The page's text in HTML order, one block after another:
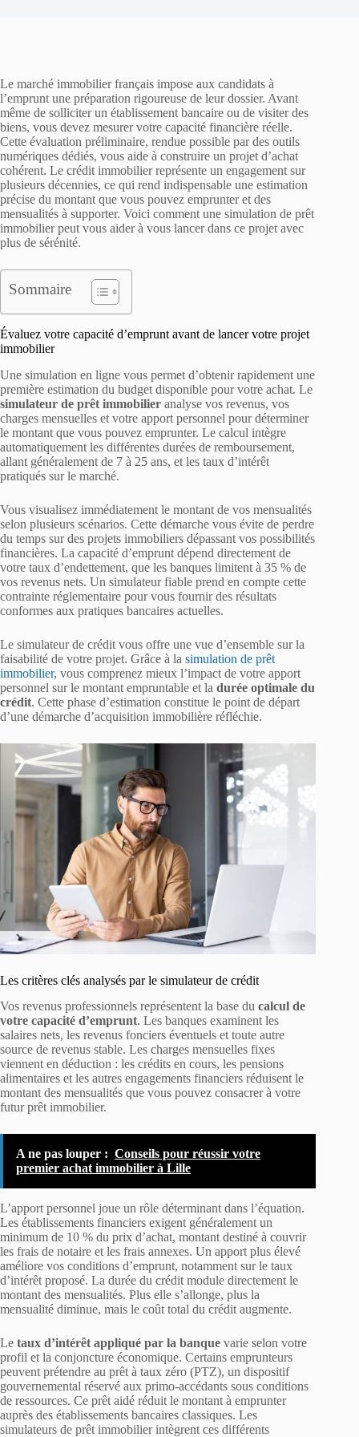
Le marché immobilier français impose aux candidats à
l’emprunt une préparation rigoureuse de leur dossier. Avant
même de solliciter un établissement bancaire ou de visiter des
biens, vous devez mesurer votre capacité financière réelle.
Cette évaluation préliminaire, rendue possible par des outils
numériques dédiés, vous aide à construire un projet d’achat
cohérent. Le crédit immobilier représente un engagement sur
plusieurs décennies, ce qui rend indispensable une estimation
précise du montant que vous pouvez emprunter et des
mensualités à supporter. Voici comment une simulation de prêt
immobilier peut vous aider à vous lancer dans ce projet avec
plus de sérénité.
Sommaire
Évaluez votre capacité d’emprunt avant de lancer votre projet
immobilier
Une simulation en ligne vous permet d’obtenir rapidement une
première estimation du budget disponible pour votre achat. Le
simulateur de prêt immobilier analyse vos revenus, vos
charges mensuelles et votre apport personnel pour déterminer
le montant que vous pouvez emprunter. Le calcul intègre
automatiquement les différentes durées de remboursement,
allant généralement de 7 à 25 ans, et les taux d’intérêt
pratiqués sur le marché.
Vous visualisez immédiatement le montant de vos mensualités
selon plusieurs scénarios. Cette démarche vous évite de perdre
du temps sur des projets immobiliers dépassant vos possibilités
financières. La capacité d’emprunt dépend directement de
votre taux d’endettement, que les banques limitent à 35 % de
vos revenus nets. Un simulateur fiable prend en compte cette
contrainte réglementaire pour vous fournir des résultats
conformes aux pratiques bancaires actuelles.
Le simulateur de crédit vous offre une vue d’ensemble sur la
faisabilité de votre projet. Grâce à la simulation de prêt
immobilier, vous comprenez mieux l’impact de votre apport
personnel sur le montant empruntable et la durée optimale du
crédit. Cette phase d’estimation constitue le point de départ
d’une démarche d’acquisition immobilière réfléchie.
Les critères clés analysés par le simulateur de crédit
Vos revenus professionnels représentent la base du calcul de
votre capacité d’emprunt. Les banques examinent les
salaires nets, les revenus fonciers éventuels et toute autre
source de revenus stable. Les charges mensuelles fixes
viennent en déduction : les crédits en cours, les pensions
alimentaires et les autres engagements financiers réduisent le
montant des mensualités que vous pouvez consacrer à votre
futur prêt immobilier.
A ne pas louper : Conseils pour réussir votre
premier achat immobilier à Lille
L’apport personnel joue un rôle déterminant dans l’équation.
Les établissements financiers exigent généralement un
minimum de 10 % du prix d’achat, montant destiné à couvrir
les frais de notaire et les frais annexes. Un apport plus élevé
améliore vos conditions d’emprunt, notamment sur le taux
d’intérêt proposé. La durée du crédit module directement le
montant des mensualités. Plus elle s’allonge, plus la
mensualité diminue, mais le coût total du crédit augmente.
Le taux d’intérêt appliqué par la banque varie selon votre
profil et la conjoncture économique. Certains emprunteurs
peuvent prétendre au prêt à taux zéro (PTZ), un dispositif
gouvernemental réservé aux primo-accédants sous conditions
de ressources. Ce prêt aidé réduit le montant à emprunter
auprès des établissements bancaires classiques. Les
simulateurs de prêt immobilier intègrent ces différents